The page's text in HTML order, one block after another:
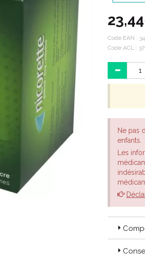
comme
Code EAN :
Code ACL :
Ne pas
enfants.
Les